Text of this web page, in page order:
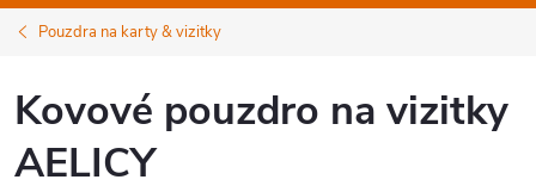
Pouzdra na karty & vizitky
Kovové pouzdro na vizitky
AELICY